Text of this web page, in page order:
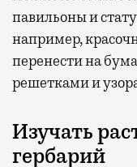
павильоны и
например,
перенести на
решетками и
Изучать
гербарий